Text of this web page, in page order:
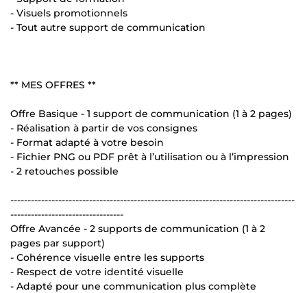
- Visuels promotionnels
- Tout autre support de communication
** MES OFFRES **
Offre Basique - 1 support de communication (1 à 2 pages)
- Réalisation à partir de vos consignes
- Format adapté à votre besoin
- Fichier PNG ou PDF prêt à l’utilisation ou à l’impression
- 2 retouches possible
-----------------------------------------------------------------------------------
---------------------------------
Offre Avancée - 2 supports de communication (1 à 2
pages par support)
- Cohérence visuelle entre les supports
- Respect de votre identité visuelle
- Adapté pour une communication plus complète